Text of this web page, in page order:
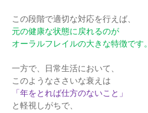
この段階で適切な対応を行えば、
元の健康な状態に戻れるのが
オーラルフレイルの大きな特徴です。
一方で、日常生活において、
このようなささいな衰えは
「年をとれば仕方のないこと」
と軽視しがちで、